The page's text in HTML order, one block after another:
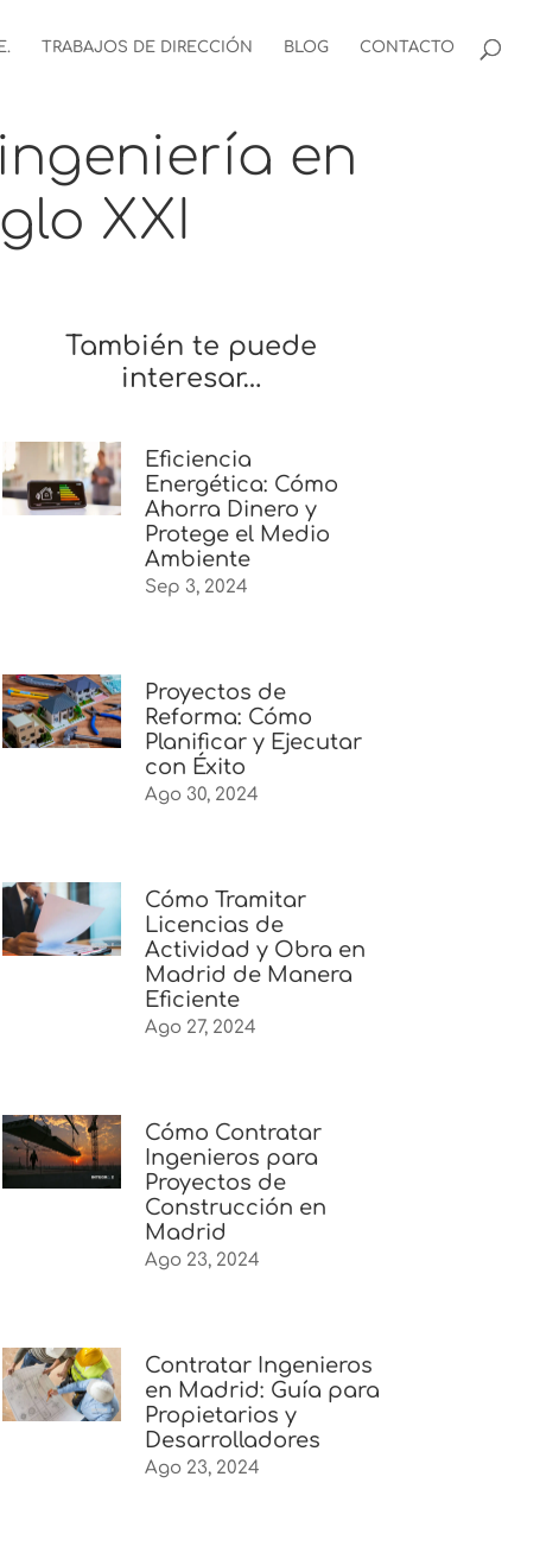
TRABAJOS DE DIRECCIÓN BLOG CONTACTO
en
XXI
También te puede
interesar…
Eficiencia
Energética: Cómo
Ahorra Dinero y
Protege el Medio
Ambiente
Sep 3, 2024
Proyectos de
Reforma: Cómo
Planificar y Ejecutar
con Éxito
Ago 30, 2024
Cómo Tramitar
Licencias de
Actividad y Obra en
Madrid de Manera
Eficiente
Ago 27, 2024
Cómo Contratar
Ingenieros para
Proyectos de
Construcción en
Madrid
Ago 23, 2024
Contratar Ingenieros
en Madrid: Guía para
Propietarios y
Desarrolladores
Ago 23, 2024